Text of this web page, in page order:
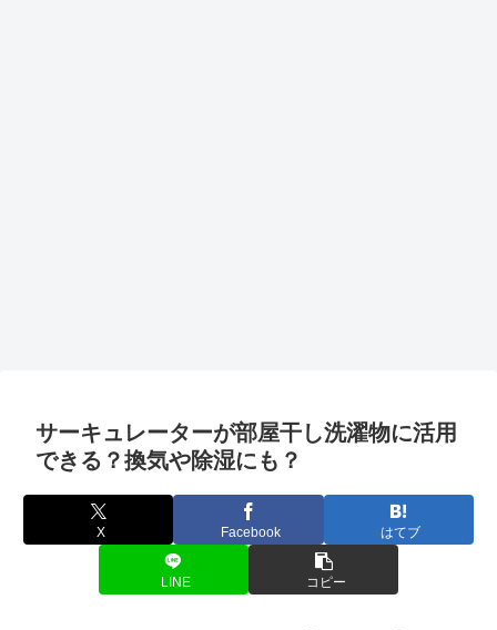
サーキュレーターが部屋干し洗濯物に活用
できる？換気や除湿にも？
X Facebook はてブ
LINE コピー